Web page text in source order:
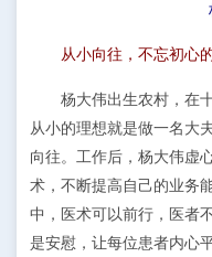
从小向往，不忘初心
杨大伟出生农村，在
从小的理想就是做一名大
向往。工作后，杨大伟虚
术，不断提高自己的业务
中，医术可以前行，医者
是安慰，让每位患者内心